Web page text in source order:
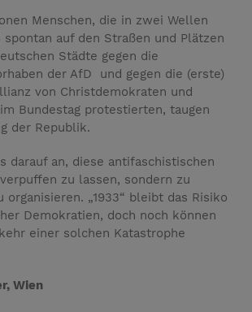
Menschen, die in zwei Wellen
spontan auf den Straßen und Plät­zen
Städte gegen die
der AfD und gegen die (erste)
von Christdemo­kraten und
Bundestag protestierten, taugen
der Republik.
darauf an, diese antifaschistischen
zu lassen, sondern zu
organisieren. „1933“ bleibt das Risiko
Demokratien, doch noch können
einer solchen Katastrophe
Wien